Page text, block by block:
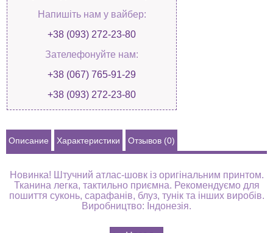
Напишіть нам у вайбер:
+38 (093) 272-23-80
Зателефонуйте нам:
+38 (067) 765-91-29
+38 (093) 272-23-80
Описание Характеристики Отзывов (0)
Новинка! Штучний атлас-шовк із оригінальним принтом.
Тканина легка, тактильно приємна. Рекомендуємо для
пошиття суконь, сарафанів, блуз, тунік та інших виробів.
Виробництво: Індонезія.